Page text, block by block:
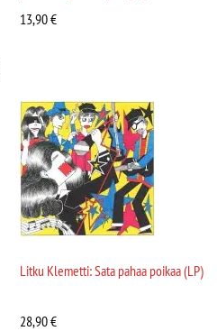
13,90€
Litku Klemetti: Sata pahaa poikaa (LP)
28,90€